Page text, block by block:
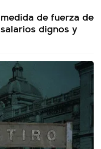
de fuerza de
dignos y